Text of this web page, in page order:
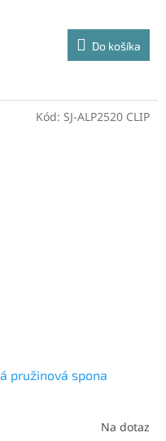
Do košíka
pružinová spona
Na dotaz
Kód: SJ-ALP2520 CLIP